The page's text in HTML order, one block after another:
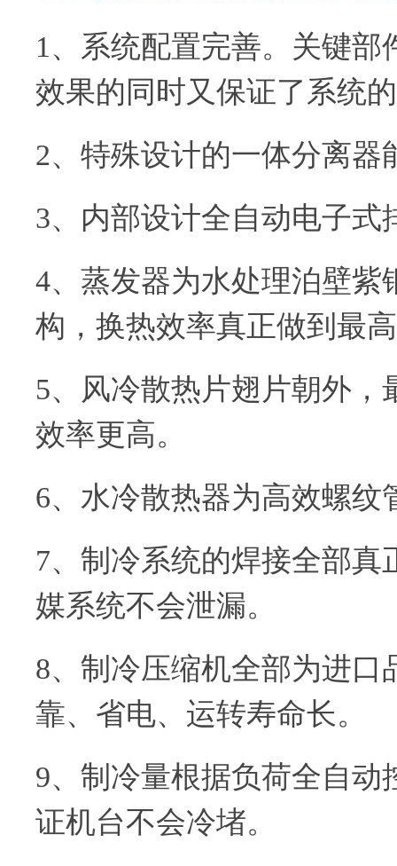
1、系统配置完善。关键
效果的同时又保证了系统
2、特殊设计的一体分离器
3、内部设计全自动电子
4、蒸发器为水处理泊壁
构，换热效率真正做到最
5、风冷散热片翅片朝外
效率更高。
6、水冷散热器为高效螺
7、制冷系统的焊接全部
媒系统不会泄漏。
8、制冷压缩机全部为进
靠、省电、运转寿命长。
9、制冷量根据负荷全自
证机台不会冷堵。